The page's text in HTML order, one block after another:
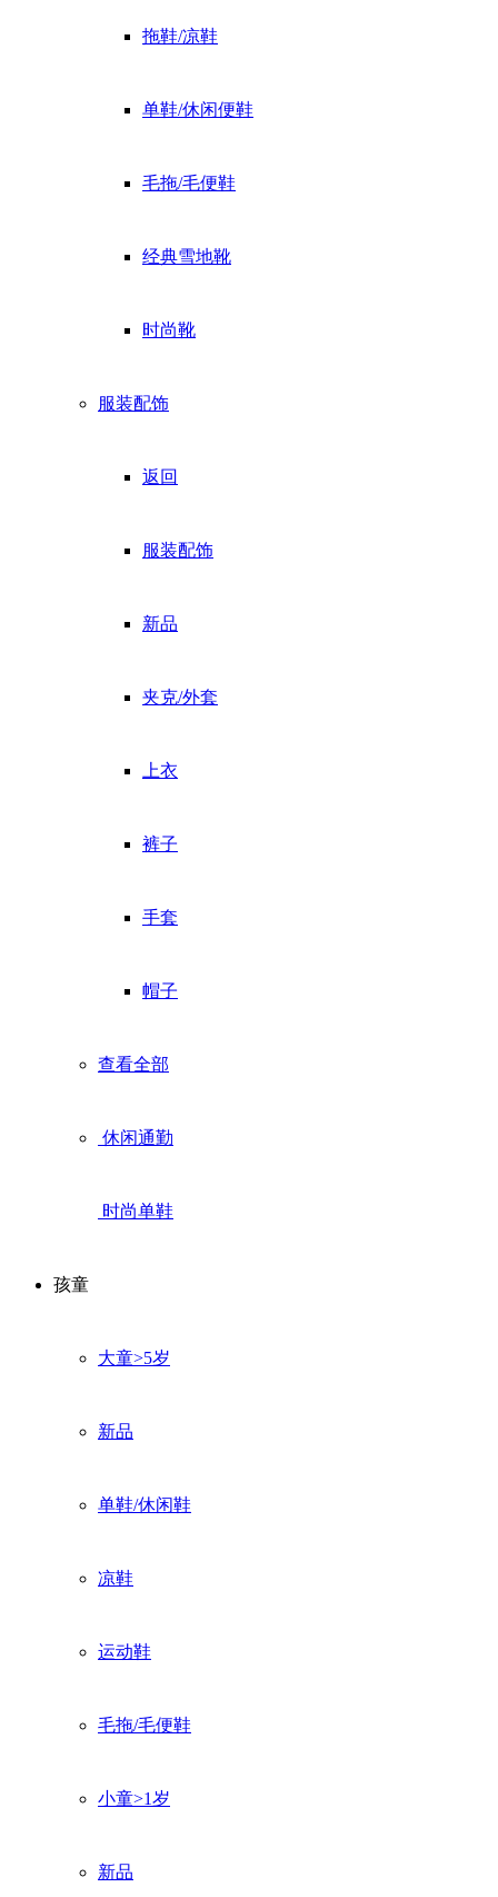
拖鞋/凉鞋
单鞋/休闲便鞋
毛拖/毛便鞋
经典雪地靴
时尚靴
服装配饰
返回
服装配饰
新品
夹克/外套
上衣
裤子
手套
帽子
查看全部
休闲通勤
时尚单鞋
孩童
大童>5岁
新品
单鞋/休闲鞋
凉鞋
运动鞋
毛拖/毛便鞋
小童>1岁
新品